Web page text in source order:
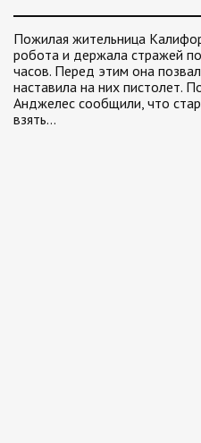
Пожилая жительница
робота и держала стражей
часов. Перед этим она
наставила на них пистолет.
Анджелес сообщили, что
взять…